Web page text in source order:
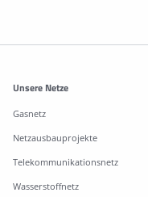
Weitere Informationen
Unsere Netze
Gasnetz
Netzausbauprojekte
Telekommunikationsnetz
Wasserstoffnetz